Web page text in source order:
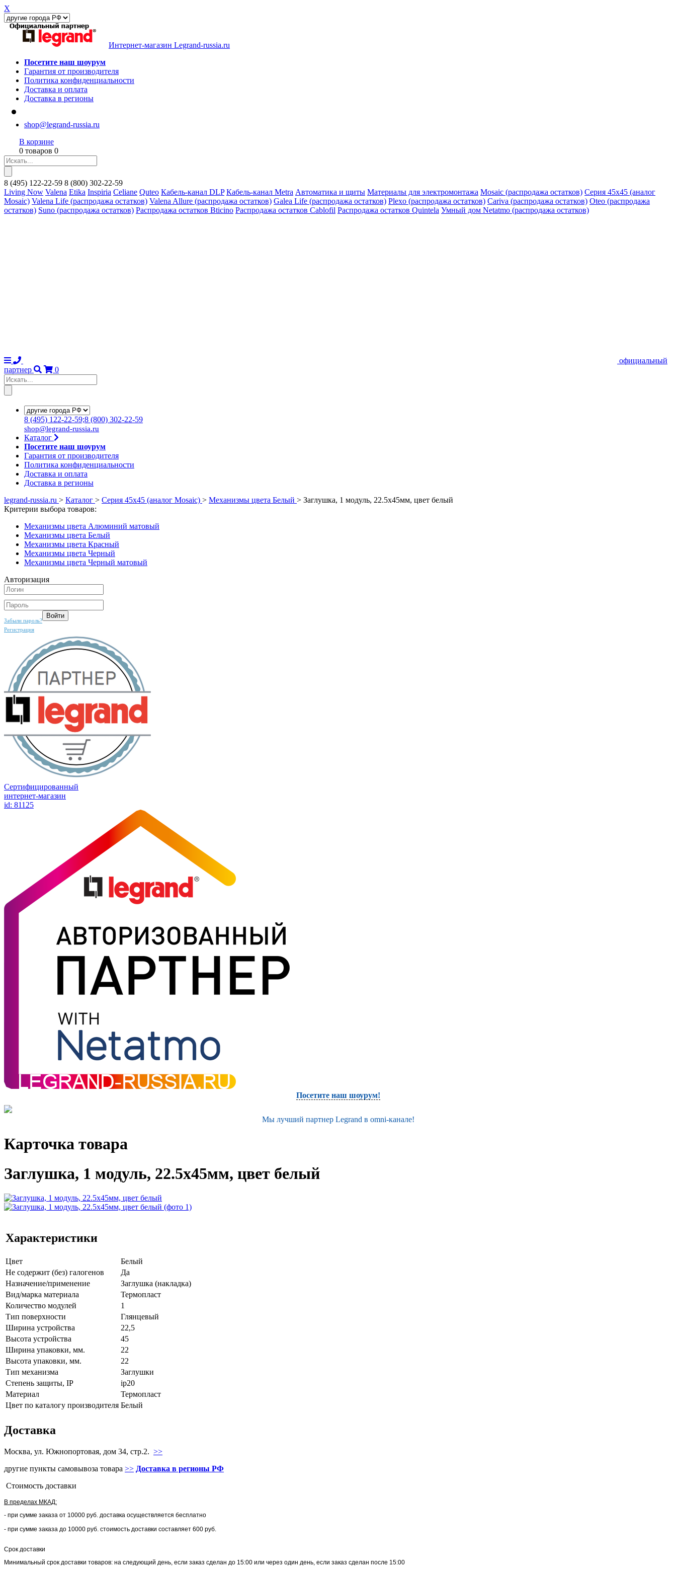
X
Интернет-магазин Legrand-russia.ru
Посетите наш шоурум
Гарантия от производителя
Политика конфиденциальности
Доставка и оплата
Доставка в регионы
shop@legrand-russia.ru
В корзине
0 товаров 0
8 (495) 122-22-59 8 (800) 302-22-59
Living Now Valena Etika Inspiria Celiane Quteo Кабель-канал DLP Кабель-канал Metra Автоматика и щиты Материалы для электромонтажа Mosaic (распродажа остатков) Серия 45х45 (аналог
Mosaic) Valena Life (распродажа остатков) Valena Allure (распродажа остатков) Galea Life (распродажа остатков) Plexo (распродажа остатков) Cariva (распродажа остатков) Oteo (распродажа
остатков) Suno (распродажа остатков) Распродажа остатков Bticino Распродажа остатков Cablofil Распродажа остатков Quintela Умный дом Netatmo (распродажа остатков)
официальный
партнер
0
8 (495) 122-22-59;8 (800) 302-22-59
shop@legrand-russia.ru
Каталог
Посетите наш шоурум
Гарантия от производителя
Политика конфиденциальности
Доставка и оплата
Доставка в регионы
legrand-russia.ru > Каталог > Серия 45х45 (аналог Mosaic) > Механизмы цвета Белый > Заглушка, 1 модуль, 22.5х45мм, цвет белый
Критерии выбора товаров:
Механизмы цвета Алюминий матовый
Механизмы цвета Белый
Механизмы цвета Красный
Механизмы цвета Черный
Механизмы цвета Черный матовый
Авторизация
Забыли пароль?
Регистрация
Сертифицированный
интернет-магазин
id: 81125
Посетите наш шоурум!
Мы лучший партнер Legrand в omni-канале!
Карточка товара
Заглушка, 1 модуль, 22.5х45мм, цвет белый
Характеристики
Цвет
Белый
Не содержит (без) галогенов
Да
Назначение/применение
Заглушка (накладка)
Вид/марка материала
Термопласт
Количество модулей
1
Тип поверхности
Глянцевый
Ширина устройства
22,5
Высота устройства
45
Ширина упаковки, мм.
22
Высота упаковки, мм.
22
Тип механизма
Заглушки
Стeпень зaщиты, IP
ip20
Мaтериал
Термопласт
Цвeт по каталогу производителя Белый
Доставка
Москва, ул. Южнопортовая, дом 34, стр.2. >>
другие пункты самовывоза товара >> Доставка в регионы РФ
Стоимость доставки
В пределах МКАД:
- при сумме заказа от 10000 руб. доставка осуществляется бесплатно
- при сумме заказа до 10000 руб. стоимость доставки составляет 600 руб.
Срок доставки
Минимальный срок доставки товаров: на следующий день, если заказ сделан до 15:00 или через один день, если заказ сделан после 15:00